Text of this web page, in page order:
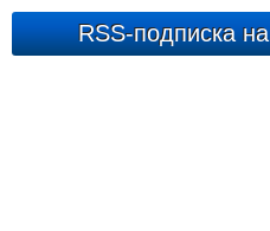
RSS-подписка